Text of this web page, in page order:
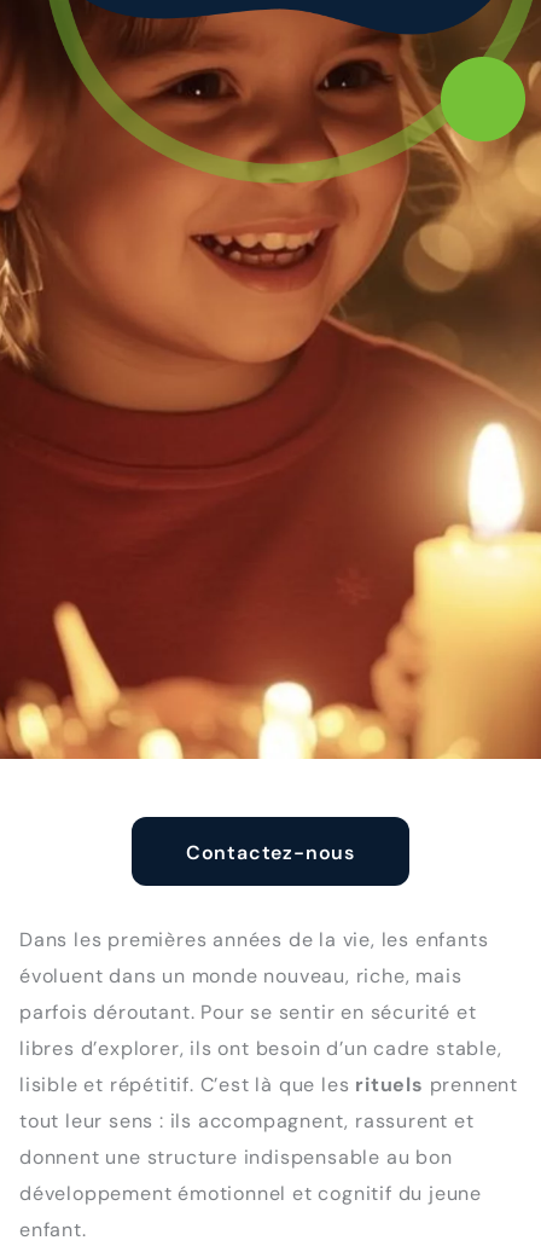
Contactez-nous
Dans les premières années de la vie, les enfants
évoluent dans un monde nouveau, riche, mais
parfois déroutant. Pour se sentir en sécurité et
libres d’explorer, ils ont besoin d’un cadre stable,
lisible et répétitif. C’est là que les rituels prennent
tout leur sens : ils accompagnent, rassurent et
donnent une structure indispensable au bon
développement émotionnel et cognitif du jeune
enfant.